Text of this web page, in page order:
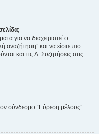
για να διαχειριστεί ο
αναζήτηση” και να είστε πιο
και τις Δ. Συζητήσεις στις
σύνδεσμο “Εύρεση μέλους”.